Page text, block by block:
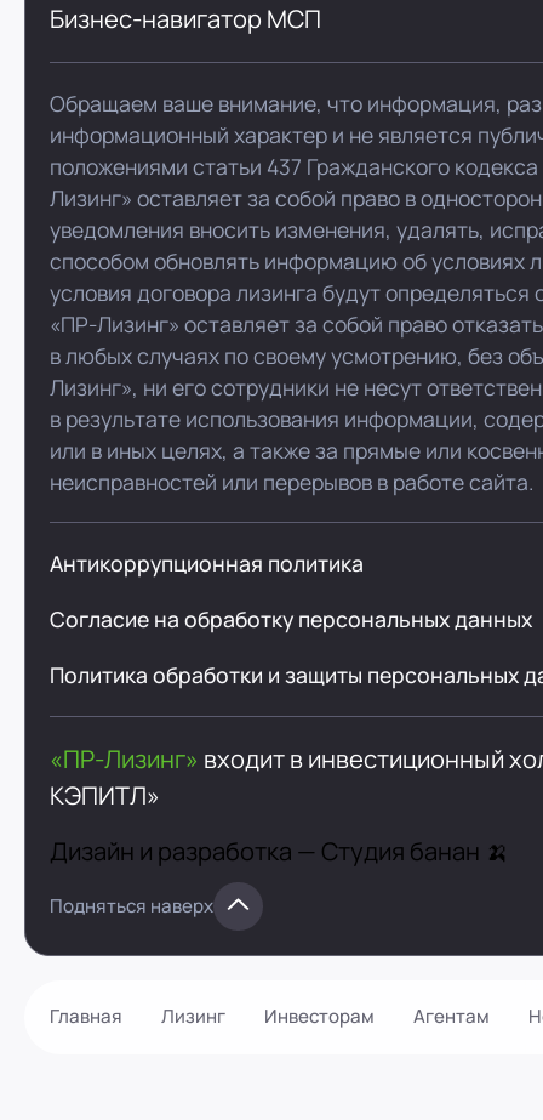
Главная Лизинг Инвесторам Агентам
Бизнес-навигатор МСП
Обращаем ваше внимание, что информация,
информационный характер и не является
положениями статьи 437 Гражданского
Лизинг» оставляет за собой право в
уведомления вносить изменения, удалять,
способом обновлять информацию об условиях
условия договора лизинга будут
«ПР-Лизинг» оставляет за собой право
в любых случаях по своему усмотрению, без
Лизинг», ни его сотрудники не несут
в результате использования информации,
или в иных целях, а также за прямые или
неисправностей или перерывов в работе сайта.
Антикоррупционная политика
Согласие на обработку персональных данных
Политика обработки и защиты персональных
«ПР-Лизинг» входит в инвестиционный
КЭПИТЛ»
Дизайн и разработка — Студия банан 🍌
Подняться наверх